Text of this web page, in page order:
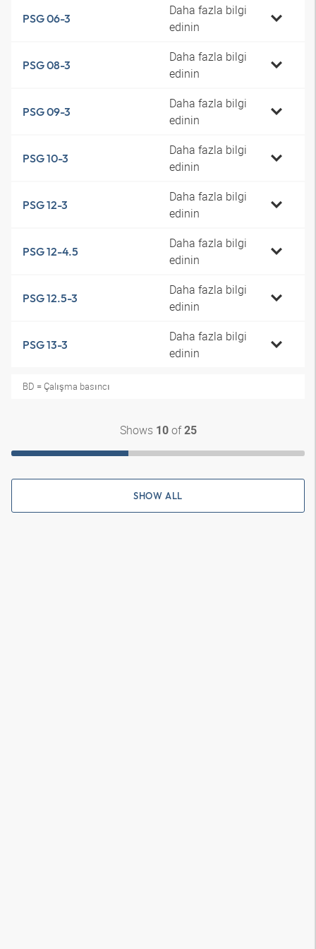
PSG 06-3
Daha fazla bilgi
edinin
PSG 08-3
Daha fazla bilgi
edinin
PSG 09-3
Daha fazla bilgi
edinin
PSG 10-3
Daha fazla bilgi
edinin
PSG 12-3
Daha fazla bilgi
edinin
PSG 12-4.5
Daha fazla bilgi
edinin
PSG 12.5-3
Daha fazla bilgi
edinin
PSG 13-3
Daha fazla bilgi
edinin
BD = Çalışma basıncı
Shows 10of25
SHOW ALL